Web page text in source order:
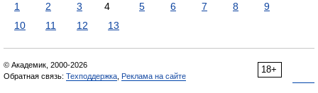
1 2 3 4 5 6 7 8
9
10
11 12 13
18+
© Академик, 2000-2026
Обратная связь: Техподдержка Реклама на сайте